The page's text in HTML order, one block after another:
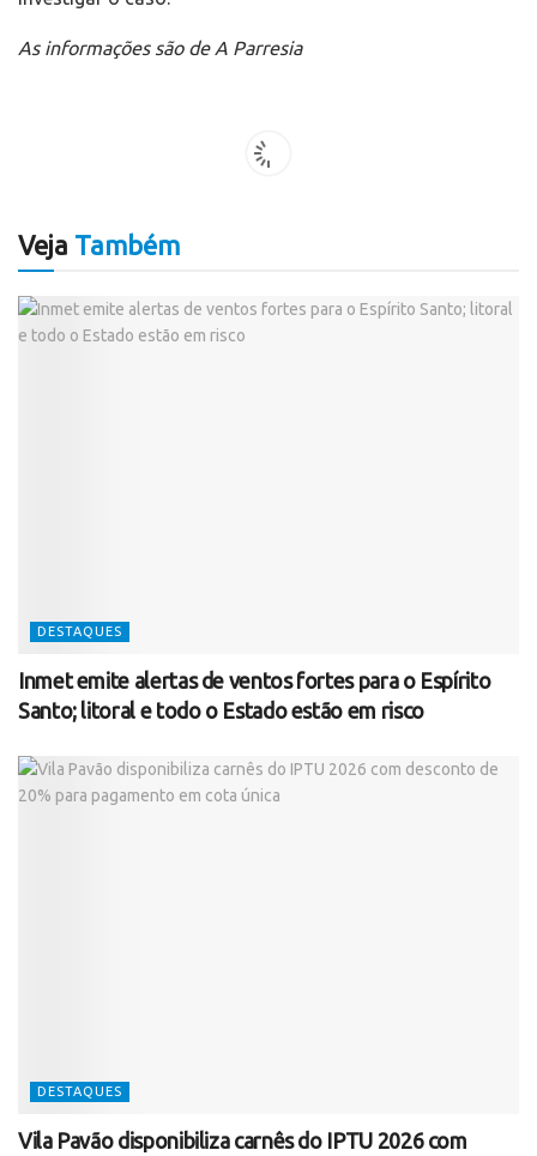
As informações são de A Parresia
Veja Também
DESTAQUES
Inmet emite alertas de ventos fortes para o Espírito
Santo; litoral e todo o Estado estão em risco
DESTAQUES
Vila Pavão disponibiliza carnês do IPTU 2026 com